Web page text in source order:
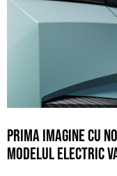
PRIMA IMAGINE CU
MODELUL ELECTRIC